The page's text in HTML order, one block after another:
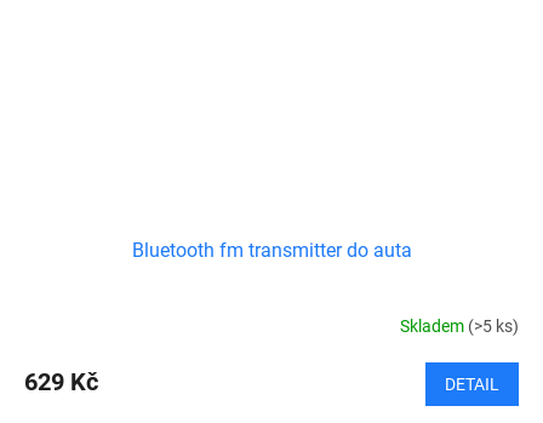
Bluetooth fm transmitter do auta
Skladem (>5 ks)
629 Kč DETAIL